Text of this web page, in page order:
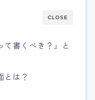
す影響
CLOSE
て書くべき？」と
は？